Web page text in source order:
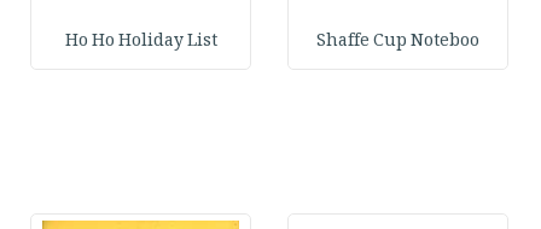
Shaffe Cup Noteboo
Ho Ho Holiday List